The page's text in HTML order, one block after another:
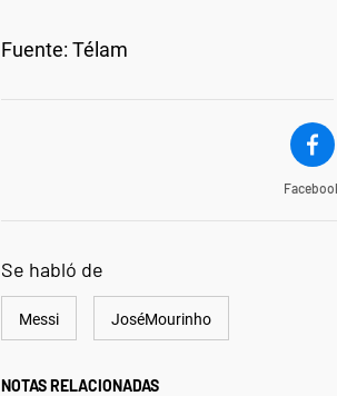
Fuente: Télam
Se habló de
Messi JoséMourinho
NOTAS RELACIONADAS